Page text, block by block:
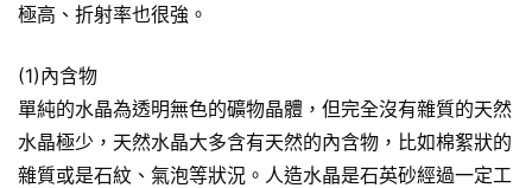
極高、折射率也很強。
(1)內含物
單純的水晶為透明無色的礦物晶體，但完全沒有雜質的天然
水晶極少，天然水晶大多含有天然的內含物，比如棉絮狀的
雜質或是石紋、氣泡等狀況。人造水晶是石英砂經過一定工